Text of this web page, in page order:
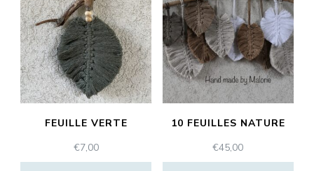
FEUILLE VERTE
€7,00
10 FEUILLES NATURE
€45,00